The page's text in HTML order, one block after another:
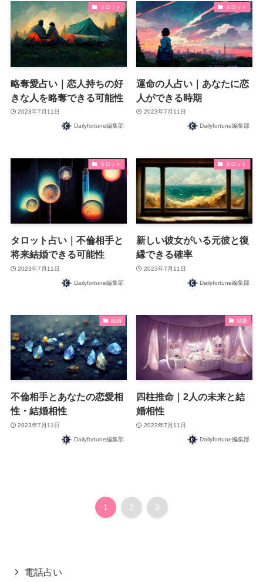
タロット
略奪愛占い｜恋人持ちの好
きな人を略奪できる可能性
2023年7月11日
Dailyfortune編集部
タロット
運命の人占い｜あなたに恋
人ができる時期
2023年7月11日
Dailyfortune編集部
タロット
タロット占い｜不倫相手と
将来結婚できる可能性
2023年7月11日
Dailyfortune編集部
タロット
新しい彼女がいる元彼と復
縁できる確率
2023年7月11日
Dailyfortune編集部
結婚
不倫相手とあなたの恋愛相
性・結婚相性
2023年7月11日
Dailyfortune編集部
結婚
四柱推命｜2人の未来と結
婚相性
2023年7月11日
Dailyfortune編集部
1 2 3
電話占い